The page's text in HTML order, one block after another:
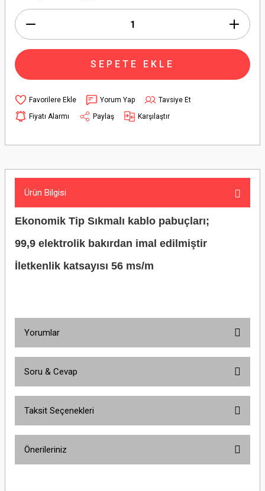
SEPETE EKLE
Yorum Yap
Tavsiye Et
Fiyatı Alarmı
Paylaş Karşılaştır
Ürün Bilgisi
Ekonomik Tip Sıkmalı kablo pabuçları;
99,9 elektrolik bakırdan imal edilmiştir
İletkenlik katsayısı 56 ms/m
Yorumlar
Soru & Cevap
Taksit Seçenekleri
Önerileriniz